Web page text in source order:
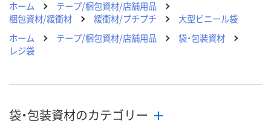
ホーム
テープ/梱包資材/店舗用品
梱包資材/緩衝材
緩衝材/プチプチ
大型ビニール袋
ホーム
テープ/梱包資材/店舗用品
袋・包装資材
レジ袋
袋・包装資材のカテゴリー